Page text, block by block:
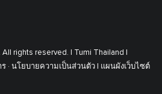
rights reserved. |
Tumi Thailand |
· นโยบายความเป็นส่วนตัว | แผนผังเว็บไซต์